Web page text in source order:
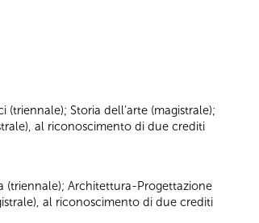
Storia dell’arte (magistrale);
al riconoscimento di due crediti
(triennale); Architettura-Progettazione
al riconoscimento di due crediti